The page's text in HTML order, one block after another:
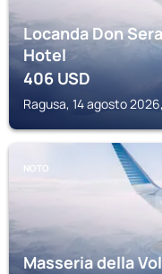
Locanda Don
Hotel
406USD
Ragusa, 14 agosto
NOTO
Masseria della